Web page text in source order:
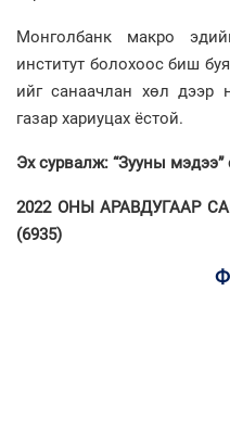
Монголбанк макро
институт болохоос биш
ийг санаачлан хөл дээр
газар хариуцах ёстой.
Эх сурвалж: “Зууны мэдээ”
2022 ОНЫ АРАВДУГААР
(6935)